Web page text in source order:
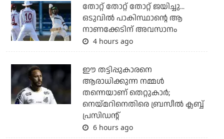
തോറ്റ് തോറ്റ് തോറ്റ് ജയിച്ചു...
ഒടുവില്‍ പാകിസ്ഥാന്റെ ആ
നാണക്കേടിന് അവസാനം
4 hours ago
ഈ തട്ടിപ്പുകാരനെ
ആരാധിക്കുന്ന നമ്മള്‍
തന്നെയാണ് തെറ്റുകാര്‍;
നെയ്മറിനെതിരെ ബ്രസീല്‍ ക്ലബ്ബ്
പ്രസിഡന്റ്
6 hours ago